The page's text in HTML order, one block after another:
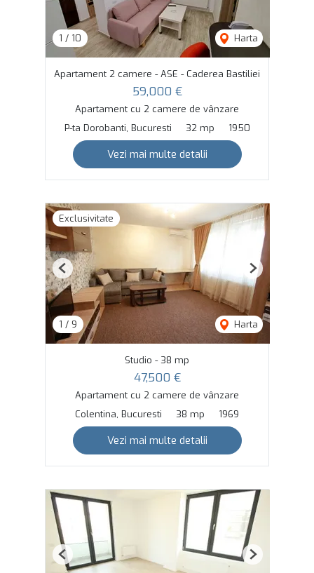
1 / 10 Harta
Apartament 2 camere - ASE - Caderea Bastiliei
59,000 €
Apartament cu 2 camere de vânzare
P-ta Dorobanti, Bucuresti
32 mp 1950
Vezi mai multe detalii
Exclusivitate
1 / 9 Harta
Previous Next
Studio - 38 mp
47,500 €
Apartament cu 2 camere de vânzare
Colentina, Bucuresti
38 mp 1969
Vezi mai multe detalii
Previous Next